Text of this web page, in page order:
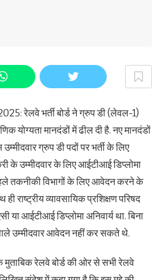
रेलवे भर्ती बोर्ड ने ग्रुप डी (लेवल-1)
योग्यता मानदंडों में ढील दी है. नए मानदंडों
ग्रुप डी पदों पर भर्ती के लिए
के उम्मीदवार के लिए आईटीआई डिप्लोमा
तकनीकी विभागों के लिए आवेदन करने के
राष्ट्रीय व्यावसायिक प्रशिक्षण परिषद
या आईटीआई डिप्लोमा अनिवार्य था. बिना
उम्मीदवार आवेदन नहीं कर सकते थे.
रेलवे बोर्ड की ओर से सभी रेलवे